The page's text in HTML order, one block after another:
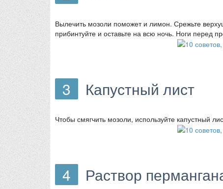
Вылечить мозоли поможет и лимон. Срежьте
прибинтуйте и оставьте на всю ночь. Ноги перед
3 Капустный лист
Чтобы смягчить мозоли, используйте капустный
4 Раствор